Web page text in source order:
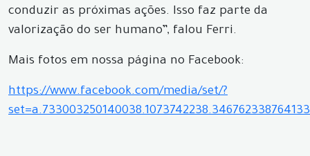
conduzir as próximas ações. Isso faz parte da
valorização do ser humano”, falou Ferri.
Mais fotos em nossa página no Facebook:
https://www.facebook.com/media/set/?